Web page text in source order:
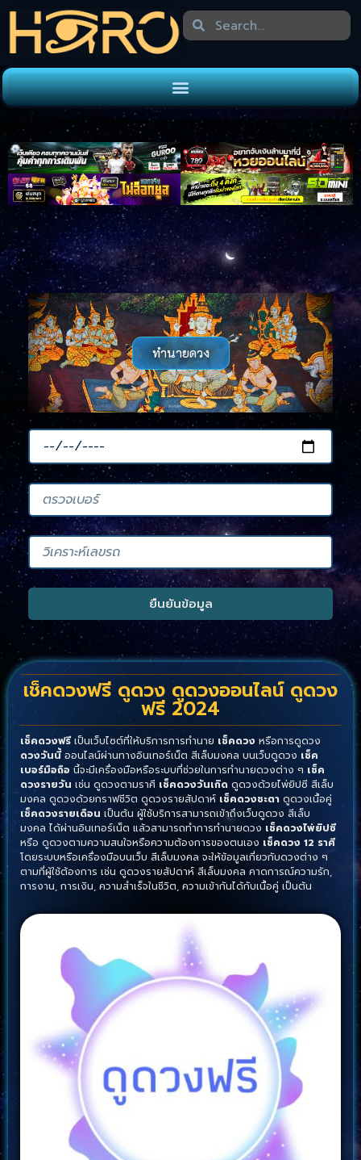
ทำนายดวง
ยืนยันข้อมูล
เช็คดวงฟรี ดูดวง ดูดวงออนไลน์ ดูดวง
ฟรี 2024
เช็คดวงฟรีเป็นเว็บไซต์ที่ให้บริการการทำนาย เช็คดวง หรือการดูดวง
ดวงวันนี้ออนไลน์ผ่านทางอินเทอร์เน็ต สีเล็บมงคล บนเว็บดูดวง เช็ค
เบอร์มือถือ นี้จะมีเครื่องมือหรือระบบที่ช่วยในการทำนายดวงต่าง ๆ เช็ค
ดวงรายวัน เช่น ดูดวงตามราศี เช็คดวงวันเกิด ดูดวงด้วยไพ่ยิปซี สีเล็บ
มงคล ดูดวงด้วยกราฟชีวิต ดูดวงรายสัปดาห์ เช็คดวงชะตา ดูดวงเนื้อคู่
เช็คดวงรายเดือน เป็นต้น ผู้ใช้บริการสามารถเข้าถึงเว็บดูดวง สีเล็บ
มงคล ได้ผ่านอินเทอร์เน็ต แล้วสามารถทำการทำนายดวง เช็คดวงไพ่ยิปซี
หรือ ดูดวงตามความสนใจหรือความต้องการของตนเอง เช็คดวง 12 ราศี
โดยระบบหรือเครื่องมือบนเว็บ สีเล็บมงคล จะให้ข้อมูลเกี่ยวกับดวงต่าง ๆ
ตามที่ผู้ใช้ต้องการ เช่น ดูดวงรายสัปดาห์ สีเล็บมงคล คาดการณ์ความรัก,
การงาน, การเงิน, ความสำเร็จในชีวิต, ความเข้ากันได้กับเนื้อคู่ เป็นต้น